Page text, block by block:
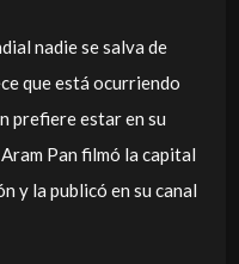
nadie se salva de
que está ocurriendo
prefiere estar en su
Pan filmó la capital
y la publicó en su canal